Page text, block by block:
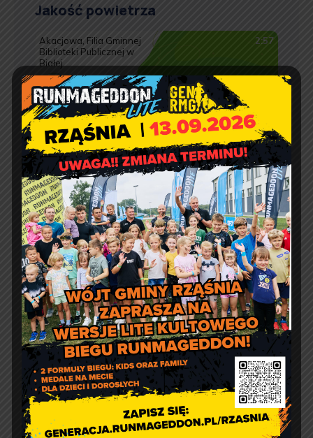
Jakość powietrza